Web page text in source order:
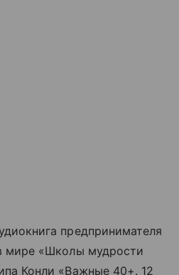
предпринимателя
мире «Школы мудрости
Конли «Важные 40+. 12